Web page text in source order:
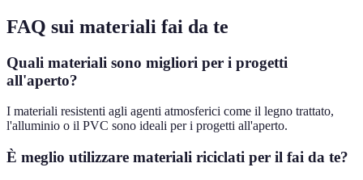
FAQ sui materiali fai da te
Quali materiali sono migliori per i progetti
all'aperto?
I materiali resistenti agli agenti atmosferici come il legno trattato,
l'alluminio o il PVC sono ideali per i progetti all'aperto.
È meglio utilizzare materiali riciclati per il fai da te?